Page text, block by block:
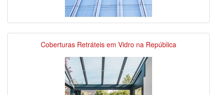
Coberturas Retráteis em Vidro na República